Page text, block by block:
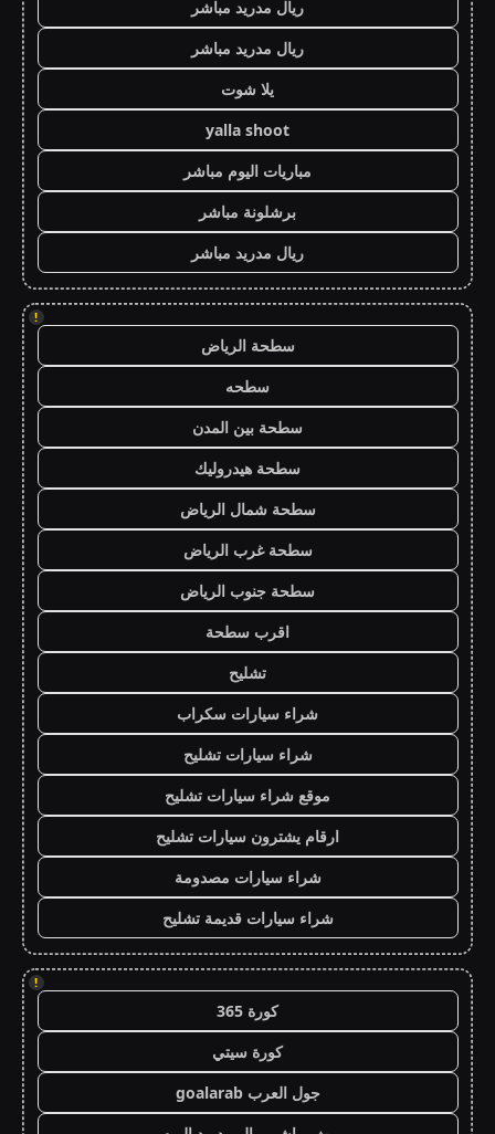
ريال مدريد مباشر
ريال مدريد مباشر
يلا شوت
yalla shoot
مباريات اليوم مباشر
برشلونة مباشر
ريال مدريد مباشر
!
سطحة الرياض
سطحه
سطحة بين المدن
سطحة هيدروليك
سطحة شمال الرياض
سطحة غرب الرياض
سطحة جنوب الرياض
اقرب سطحة
تشليح
شراء سيارات سكراب
شراء سيارات تشليح
موقع شراء سيارات تشليح
ارقام يشترون سيارات تشليح
شراء سيارات مصدومة
شراء سيارات قديمة تشليح
!
كورة 365
كورة سيتي
جول العرب goalarab